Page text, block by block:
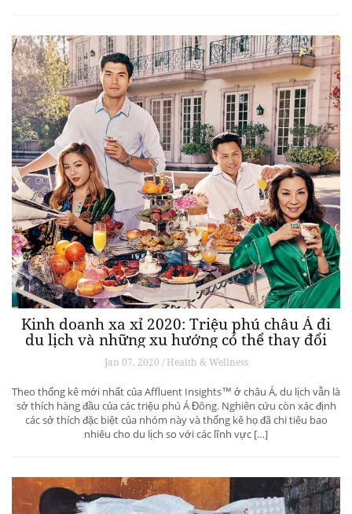
Kinh doanh xa xỉ 2020: Triệu phú châu Á đi
du lịch và những xu hướng có thể thay đổi
ngành du lịch thượng lưu
Jan 07, 2020 / Health & Wellness
Theo thống kê mới nhất của Affluent Insights™ ở châu Á, du lịch vẫn là
sở thích hàng đầu của các triệu phú Á Đông. Nghiên cứu còn xác định
các sở thích đặc biệt của nhóm này và thống kê họ đã chi tiêu bao
nhiêu cho du lịch so với các lĩnh vực […]